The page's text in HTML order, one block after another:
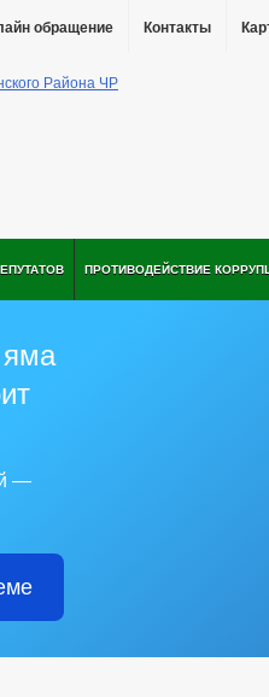
обращение Контакты
ПРОТИВОДЕЙСТВИЕ
—